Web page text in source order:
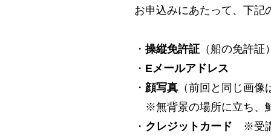
お申込みにあたって、下記
・ 操縦免許証 （船の免許証）
・ Eメールアドレス
・ 顔写真 （前回と同じ画像
※無背景の場所に立ち、
・ クレジットカード ※受講